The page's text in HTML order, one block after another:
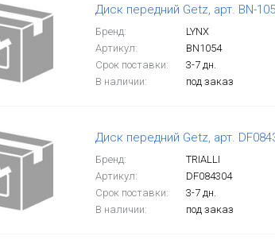
Диск передний Getz, арт. BN-
Бренд:
LYNX
Артикул:
BN1054
Срок поставки:
3-7 дн.
В наличии:
под заказ
Диск передний Getz, арт.
Бренд:
TRIALLI
Артикул:
DF084304
Срок поставки:
3-7 дн.
В наличии:
под заказ